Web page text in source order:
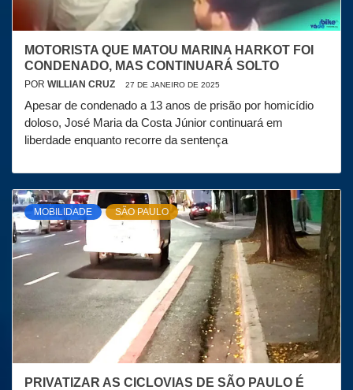
MOTORISTA QUE MATOU MARINA HARKOT FOI
CONDENADO, MAS CONTINUARÁ SOLTO
POR WILLIAN CRUZ 27 DE JANEIRO DE 2025
Apesar de condenado a 13 anos de prisão por homicídio
doloso, José Maria da Costa Júnior continuará em
liberdade enquanto recorre da sentença
MOBILIDADE SÃO PAULO
PRIVATIZAR AS CICLOVIAS DE SÃO PAULO É